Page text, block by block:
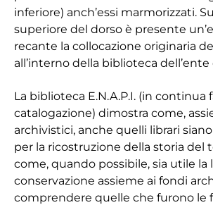
inferiore) anch’essi marmorizzati.
superiore del dorso è presente
recante la collocazione originaria
all’interno della biblioteca
La biblioteca E.N.A.P.I. (in continua
catalogazione) dimostra come,
archivistici, anche quelli librari
per la ricostruzione della storia del
come, quando possibile, sia utile la
conservazione assieme ai fondi
comprendere quelle che furono le